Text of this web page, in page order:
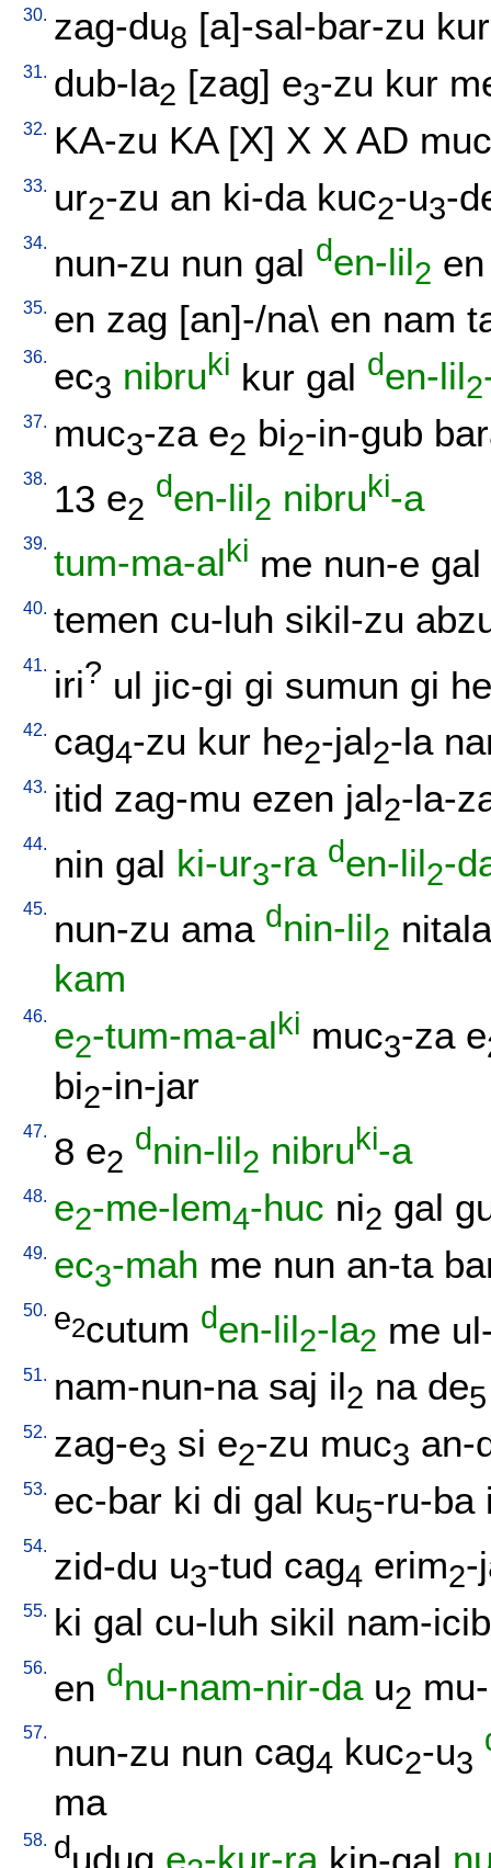
30. zag-du8 [a]-sal-bar-zu
31. dub-la2 [zag] e3-zu kur
32. KA-zu KA[X] X X AD muc
33. ur2-zu an ki-da kuc2-u3-
34. nun-zu nun gal den-lil2 en
35. en zag [an]-/na\ en nam
36. ec3 nibruki kur gal den-lil2
37. muc3-za e2 bi2-in-gub
38. 13 e2
den-lil2 nibruki-a
39. tum-ma-alki me nun-e gal
40. temen cu-luh sikil-zu
41. iri? ul jic-gi gi sumun gi
42. cag4-zu kur he2-jal2-la
43. itid zag-mu ezen jal2-la-
44. nin gal ki-ur3-ra den-lil2-
45. nun-zu ama dnin-lil2
kam
46. e2-tum-ma-alki muc3-za e
bi2-in-jar
47. 8 e2
dnin-lil2 nibruki-a
48. e2-me-lem4-huc ni2 gal
49. ec3-mah me nun an-ta
50. e2cutum den-lil2-la2 me
51. nam-nun-na saj il2 na de5
52. zag-e3 si e2-zu muc3 an-
53. ec-bar ki di gal ku5-ru-ba
54. zid-du u3-tud cag4 erim2-
55. ki gal cu-luh sikil nam-
56. en dnu-nam-nir-da u2
57. nun-zu nun cag4 kuc2-u3
ma
58. dudug e -kur-ra kin-gal